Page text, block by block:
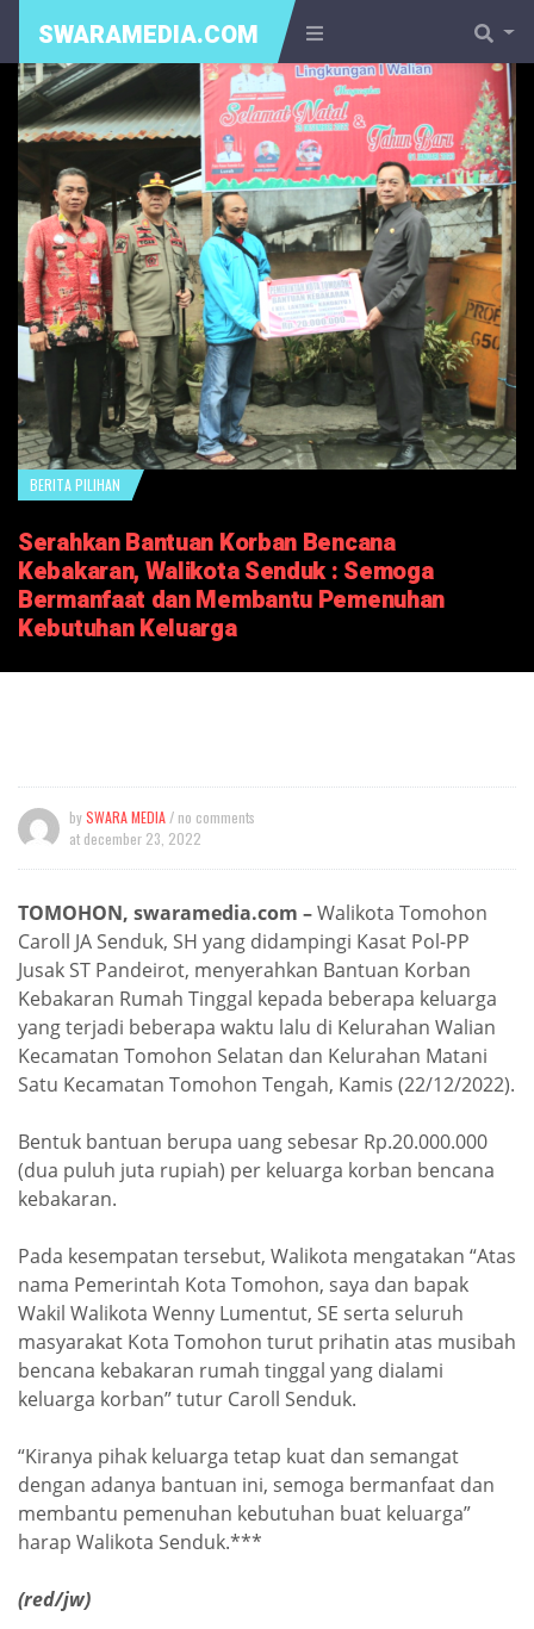
SWARAMEDIA.COM
BERITA PILIHAN
Serahkan Bantuan Korban Bencana
Kebakaran, Walikota Senduk : Semoga
Bermanfaat dan Membantu Pemenuhan
Kebutuhan Keluarga
bySWARA MEDIA / no comments
at december 23, 2022
TOMOHON, swaramedia.com –Walikota Tomohon
Caroll JA Senduk, SH yang didampingi Kasat Pol-PP
Jusak ST Pandeirot, menyerahkan Bantuan Korban
Kebakaran Rumah Tinggal kepada beberapa keluarga
yang terjadi beberapa waktu lalu di Kelurahan Walian
Kecamatan Tomohon Selatan dan Kelurahan Matani
Satu Kecamatan Tomohon Tengah, Kamis (22/12/2022).
Bentuk bantuan berupa uang sebesar Rp.20.000.000
(dua puluh juta rupiah) per keluarga korban bencana
kebakaran.
Pada kesempatan tersebut, Walikota mengatakan “Atas
nama Pemerintah Kota Tomohon, saya dan bapak
Wakil Walikota Wenny Lumentut, SE serta seluruh
masyarakat Kota Tomohon turut prihatin atas musibah
bencana kebakaran rumah tinggal yang dialami
keluarga korban” tutur Caroll Senduk.
“Kiranya pihak keluarga tetap kuat dan semangat
dengan adanya bantuan ini, semoga bermanfaat dan
membantu pemenuhan kebutuhan buat keluarga”
harap Walikota Senduk.***
(red/jw)